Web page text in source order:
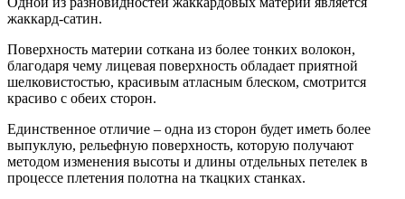
жаккард-сатин.
Поверхность материи соткана из более тонких волокон,
благодаря чему лицевая поверхность обладает приятной
шелковистостью, красивым атласным блеском, смотрится
красиво с обеих сторон.
Единственное отличие – одна из сторон будет иметь более
выпуклую, рельефную поверхность, которую получают
методом изменения высоты и длины отдельных петелек в
процессе плетения полотна на ткацких станках.